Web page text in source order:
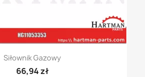
Siłownik Gazowy
66,94 zł